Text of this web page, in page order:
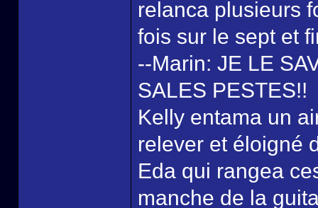
relanca plusieurs
fois sur le sept et
--Marin: JE LE
SALES PESTES!!
Kelly entama un
relever et éloigné
Eda qui rangea
manche de la